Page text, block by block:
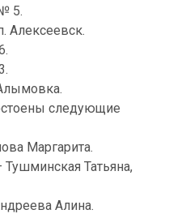
5.
следующие
Маргарита.
Татьяна,
Алина.